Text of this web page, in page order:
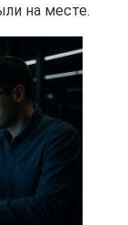
на месте.